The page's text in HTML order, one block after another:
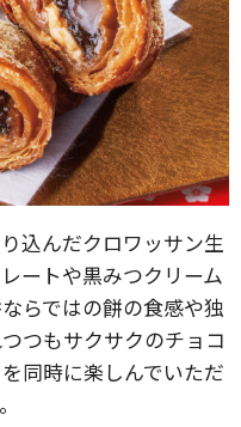
込んだクロワッサン生
ートや黒みつクリーム
らではの餅の食感や独
つもサクサクのチョコ
同時に楽しんでいただ